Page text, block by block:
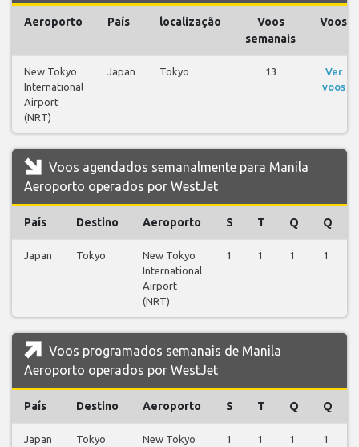
Aeroporto País localização
Voos
semanais
Voos
New Tokyo
International
Airport
(NRT)
Japan Tokyo 13
Ver
voos
Voos agendados semanalmente para Manila
Aeroporto operados por WestJet
País Destino Aeroporto S T Q Q
Japan Tokyo
New Tokyo
International
Airport
(NRT)
1 1 1 1
Voos programados semanais de Manila
Aeroporto operados por WestJet
País Destino Aeroporto S T Q Q
Japan Tokyo
New Tokyo
1 1 1 1